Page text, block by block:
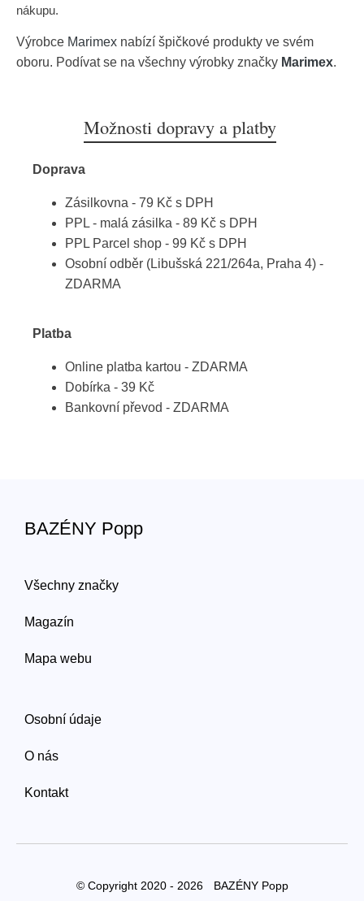
nákupu.
Výrobce Marimex nabízí špičkové produkty ve svém
oboru. Podívat se na všechny výrobky značky Marimex.
Možnosti dopravy a platby
Doprava
Zásilkovna - 79 Kč s DPH
PPL - malá zásilka - 89 Kč s DPH
PPL Parcel shop - 99 Kč s DPH
Osobní odběr (Libušská 221/264a, Praha 4) -
ZDARMA
Platba
Online platba kartou - ZDARMA
Dobírka - 39 Kč
Bankovní převod - ZDARMA
BAZÉNY Popp
Všechny značky
Magazín
Mapa webu
Osobní údaje
O nás
Kontakt
© Copyright 2020 - 2026 BAZÉNY Popp